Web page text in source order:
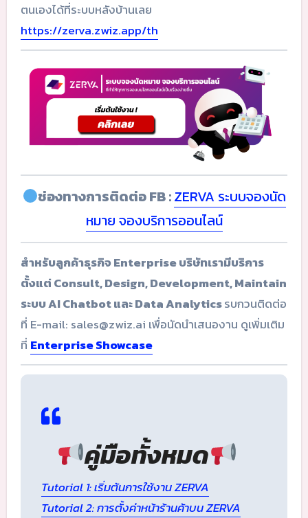
ตนเองได้ที่ระบบหลังบ้านเลย
https://zerva.zwiz.app/th
ช่องทางการติดต่อ FB :ZERVA ระบบจองนัด
หมาย จองบริการออนไลน์
สำหรับลูกค้าธุรกิจ Enterprise บริษัทเรามีบริการ
ตั้งแต่ Consult, Design, Development, Maintain
ระบบ AI Chatbot และ Data Analyticsรบกวนติดต่อ
ที่ E-mail: sales@zwiz.ai เพื่อนัดนำเสนองาน ดูเพิ่มเติม
ที่ Enterprise Showcase
คู่มือทั้งหมด
Tutorial 1: เริ่มต้นการใช้งาน ZERVA
Tutorial 2: การตั้งค่าหน้าร้านค้าบน ZERVA